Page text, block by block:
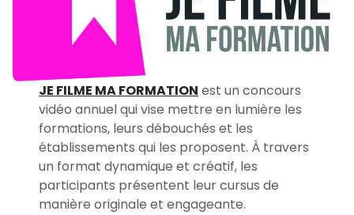
JE FILME MA FORMATION est un concours
vidéo annuel qui vise mettre en lumière les
formations, leurs débouchés et les
établissements qui les proposent. À travers
un format dynamique et créatif, les
participants présentent leur cursus de
manière originale et engageante.